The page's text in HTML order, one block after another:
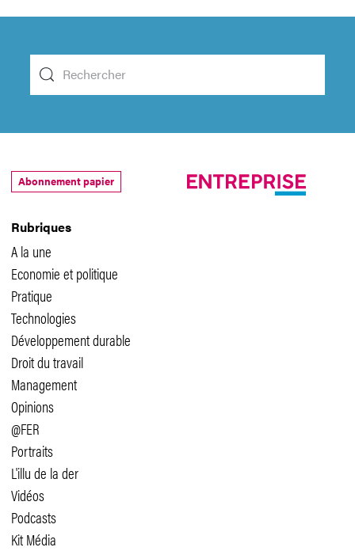
Rubriques
A la une
Economie et politique
Pratique
Technologies
Développement durable
Droit du travail
Management
Opinions
@FER
Portraits
L'illu de la der
Vidéos
Podcasts
Kit Média
Abonnement papier